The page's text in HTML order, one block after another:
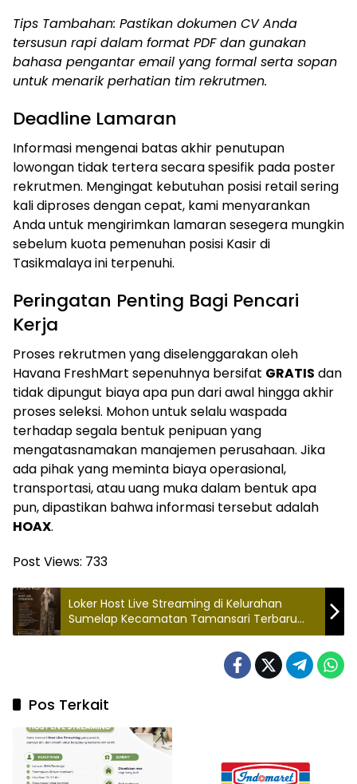
Tips Tambahan: Pastikan dokumen CV Anda
tersusun rapi dalam format PDF dan gunakan
bahasa pengantar email yang formal serta sopan
untuk menarik perhatian tim rekrutmen.
Deadline Lamaran
Informasi mengenai batas akhir penutupan
lowongan tidak tertera secara spesifik pada poster
rekrutmen. Mengingat kebutuhan posisi retail sering
kali diproses dengan cepat, kami menyarankan
Anda untuk mengirimkan lamaran sesegera mungkin
sebelum kuota pemenuhan posisi Kasir di
Tasikmalaya ini terpenuhi.
Peringatan Penting Bagi Pencari
Kerja
Proses rekrutmen yang diselenggarakan oleh
Havana FreshMart sepenuhnya bersifat GRATIS dan
tidak dipungut biaya apa pun dari awal hingga akhir
proses seleksi. Mohon untuk selalu waspada
terhadap segala bentuk penipuan yang
mengatasnamakan manajemen perusahaan. Jika
ada pihak yang meminta biaya operasional,
transportasi, atau uang muka dalam bentuk apa
pun, dipastikan bahwa informasi tersebut adalah
HOAX.
Post Views: 733
Loker Host Live Streaming di Kelurahan
Sumelap Kecamatan Tamansari Terbaru
2026
Pos Terkait